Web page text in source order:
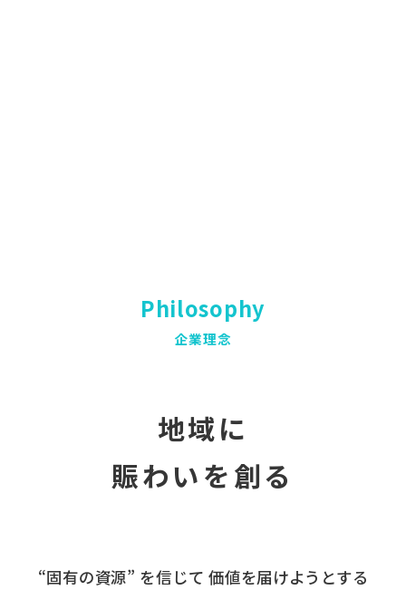
Philosophy
企業理念
地域に
賑わいを創る
“固有の​資源” を​信じて 価値を​届けようとする​